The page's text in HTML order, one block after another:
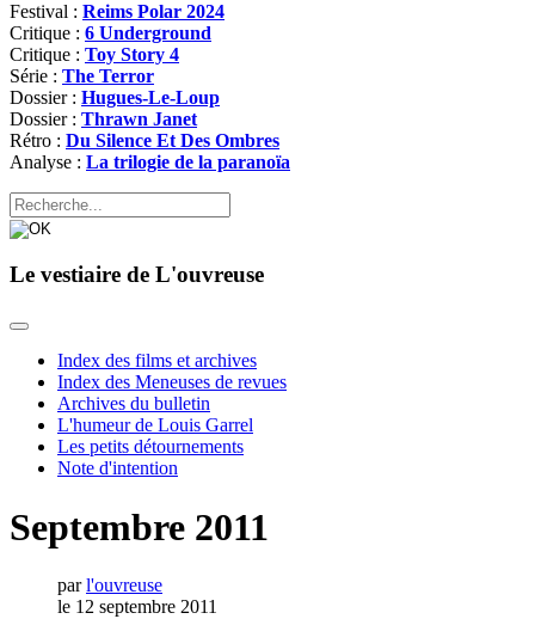
Festival : Reims Polar 2024
Critique : 6 Underground
Critique : Toy Story 4
Série : The Terror
Dossier : Hugues-Le-Loup
Dossier : Thrawn Janet
Rétro : Du Silence Et Des Ombres
Analyse : La trilogie de la paranoïa
Le vestiaire de L'ouvreuse
Index des films et archives
Index des Meneuses de revues
Archives du bulletin
L'humeur de Louis Garrel
Les petits détournements
Note d'intention
Septembre 2011
parl'ouvreuse
le 12 septembre 2011